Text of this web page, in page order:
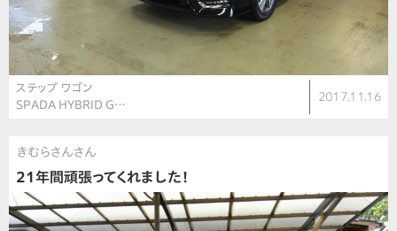
ステップ ワゴン
SPADA HYBRID G…
2017.11.16
きむらさんさん
21年間頑張ってくれました！